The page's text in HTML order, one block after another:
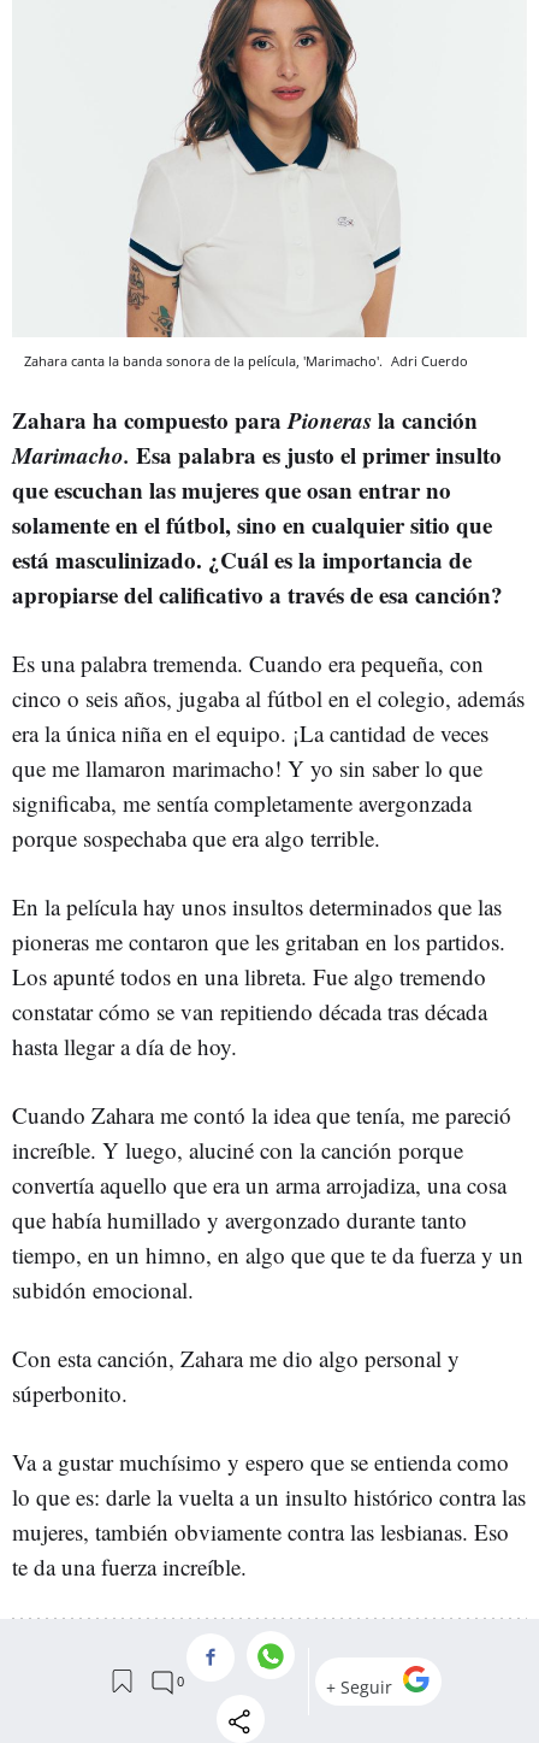
Zahara canta la banda sonora de la película, 'Marimacho'. Adri Cuerdo
Zahara ha compuesto paraPionerasla canción
Marimacho. Esa palabra es justo el primer insulto
que escuchan las mujeres que osan entrar no
solamente en el fútbol, sino en cualquier sitio que
está masculinizado. ¿Cuál es la importancia de
apropiarse del calificativo a través de esa canción?
Es una palabra tremenda. Cuando era pequeña, con
cinco o seis años, jugaba al fútbol en el colegio, además
era la única niña en el equipo. ¡La cantidad de veces
que me llamaron marimacho! Y yo sin saber lo que
significaba, me sentía completamente avergonzada
porque sospechaba que era algo terrible.
En la película hay unos insultos determinados que las
pioneras me contaron que les gritaban en los partidos.
Los apunté todos en una libreta. Fue algo tremendo
constatar cómo se van repitiendo década tras década
hasta llegar a día de hoy.
Cuando Zahara me contó la idea que tenía, me pareció
increíble. Y luego, aluciné con la canción porque
convertía aquello que era un arma arrojadiza, una cosa
que había humillado y avergonzado durante tanto
tiempo, en un himno, en algo que que te da fuerza y un
subidón emocional.
Con esta canción, Zahara me dio algo personal y
súperbonito.
Va a gustar muchísimo y espero que se entienda como
lo que es: darle la vuelta a un insulto histórico contra las
mujeres, también obviamente contra las lesbianas. Eso
te da una fuerza increíble.
FÚTBOL